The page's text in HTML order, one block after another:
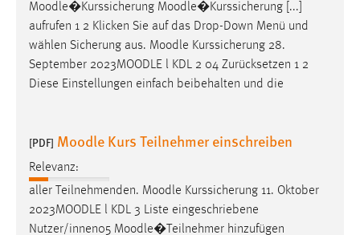
Moodle�Kurssicherung Moodle�Kurssicherung [...]
aufrufen 1 2 Klicken Sie auf das Drop-Down Menü und
wählen Sicherung aus. Moodle Kurssicherung 28.
September 2023MOODLE l KDL 2 04 Zurücksetzen 1 2
Diese Einstellungen einfach beibehalten und die
[PDF] Moodle Kurs Teilnehmer einschreiben
Relevanz:
aller Teilnehmenden. Moodle Kurssicherung 11. Oktober
2023MOODLE l KDL 3 Liste eingeschriebene
Nutzer/innen05 Moodle�Teilnehmer hinzufügen
Name:
MibewSessionID, MIBEW_UserID, mibew_locale, mibew-
chat-frame-style-5e9dbeb1811c0446
Zweck:
MibewSessionID, mibew-chat-frame-style-
Jahre, MIBEW_UserID = 1 Jahr
Login